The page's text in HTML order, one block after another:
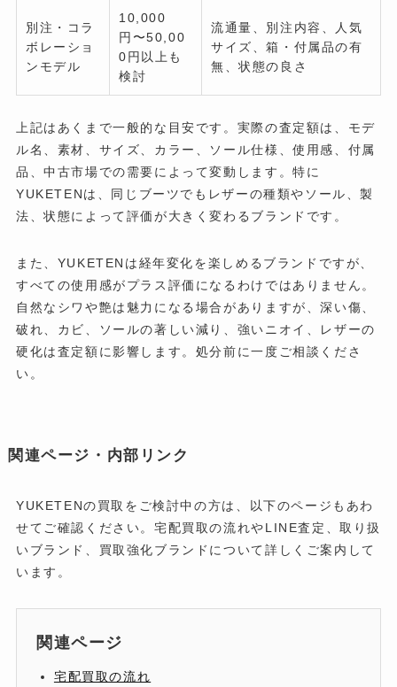
別注・コラ
ボレーショ
ンモデル
10,000
円〜50,00
0円以上も
検討
流通量、別注内容、人気
サイズ、箱・付属品の有
無、状態の良さ
上記はあくまで一般的な目安です。実際の査定額は、モデ
ル名、素材、サイズ、カラー、ソール仕様、使用感、付属
品、中古市場での需要によって変動します。特に
YUKETENは、同じブーツでもレザーの種類やソール、製
法、状態によって評価が大きく変わるブランドです。
また、YUKETENは経年変化を楽しめるブランドですが、
すべての使用感がプラス評価になるわけではありません。
自然なシワや艶は魅力になる場合がありますが、深い傷、
破れ、カビ、ソールの著しい減り、強いニオイ、レザーの
硬化は査定額に影響します。処分前に一度ご相談くださ
い。
関連ページ・内部リンク
YUKETENの買取をご検討中の方は、以下のページもあわ
せてご確認ください。宅配買取の流れやLINE査定、取り扱
いブランド、買取強化ブランドについて詳しくご案内して
います。
関連ページ
宅配買取の流れ